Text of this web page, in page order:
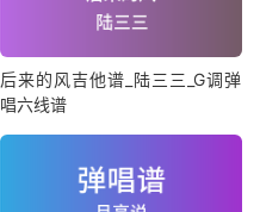
后来的风吉他谱_陆三三_G调弹
唱六线谱